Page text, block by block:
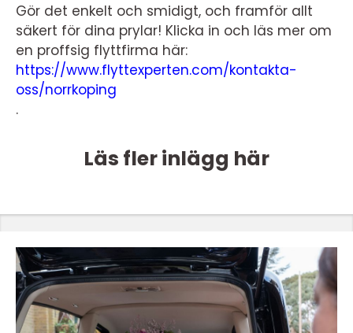
Gör det enkelt och smidigt, och framför allt
säkert för dina prylar! Klicka in och läs mer om
en proffsig flyttfirma här:
https://www.flyttexperten.com/kontakta-
oss/norrkoping
.
Läs fler inlägg här